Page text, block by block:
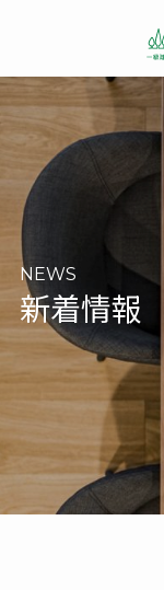
NEWS
新着情報